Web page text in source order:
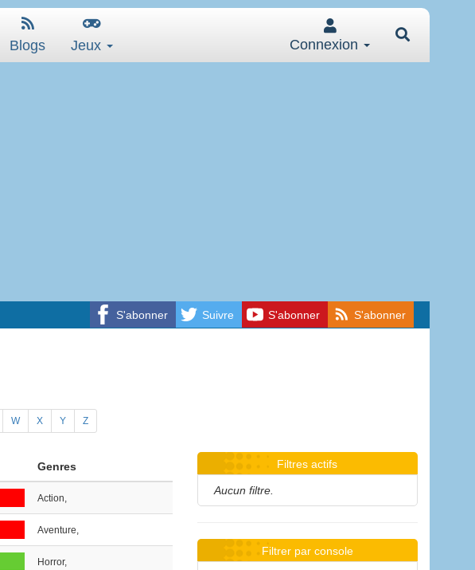
Blogs Jeux Connexion
S'abonner Suivre S'abonner S'abonner
W X Y Z
Genres
Action,
Aventure,
Horror,
Filtres actifs
Aucun filtre.
Filtrer par console